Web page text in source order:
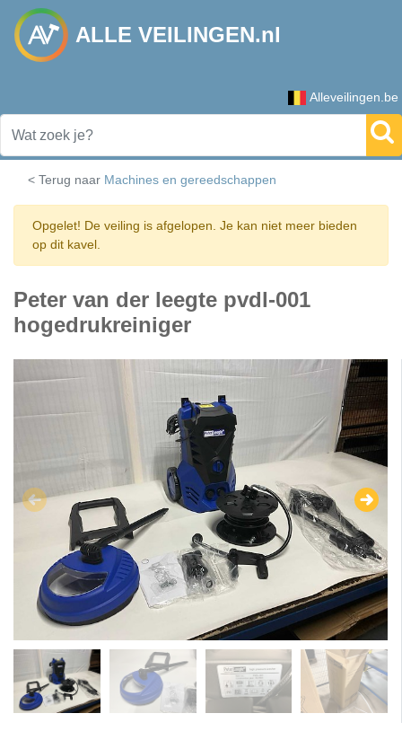
ALLE VEILINGEN.nl
Alleveilingen.be
< Terug naar Machines en gereedschappen
Opgelet! De veiling is afgelopen. Je kan niet meer bieden
op dit kavel.
Peter van der leegte pvdl-001
hogedrukreiniger